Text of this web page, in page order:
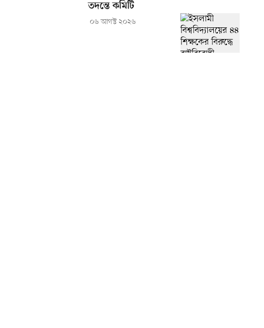
তদন্তে কমিটি
০৬ আগস্ট ২০২৬